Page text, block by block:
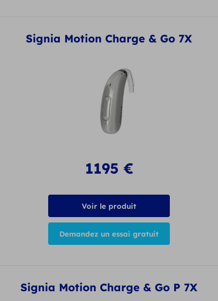
Signia Motion Charge & Go 7X
1195 €
Voir le produit
Demandez un essai gratuit
Signia Motion Charge & Go P 7X